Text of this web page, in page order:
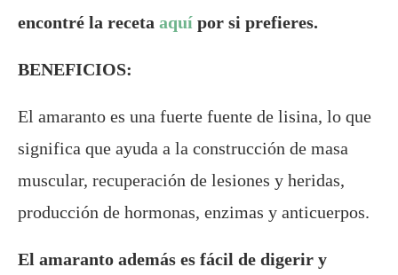
encontré la receta aquí por si prefieres.
BENEFICIOS:
El amaranto es una fuerte fuente de lisina, lo que
significa que ayuda a la construcción de masa
muscular, recuperación de lesiones y heridas,
producción de hormonas, enzimas y anticuerpos.
El amaranto además es fácil de digerir y